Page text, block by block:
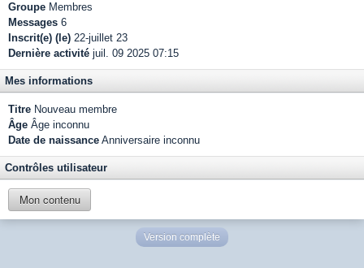
Groupe Membres
Messages 6
Inscrit(e) (le) 22-juillet 23
Dernière activité juil. 09 2025 07:15
Mes informations
Titre Nouveau membre
Âge Âge inconnu
Date de naissance Anniversaire inconnu
Contrôles utilisateur
Mon contenu
Version complète